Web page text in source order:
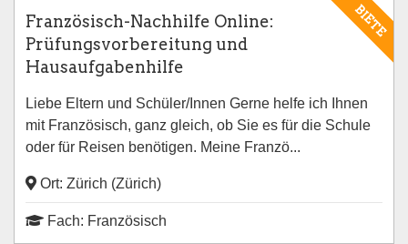
BIETE
Französisch-Nachhilfe Online:
Prüfungsvorbereitung und
Hausaufgabenhilfe
Liebe Eltern und Schüler/Innen Gerne helfe ich Ihnen
mit Französisch, ganz gleich, ob Sie es für die Schule
oder für Reisen benötigen. Meine Franzö...
Ort: Zürich (Zürich)
Fach: Französisch